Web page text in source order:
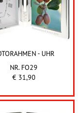
- UHR
NR. FO29
€ 31,90